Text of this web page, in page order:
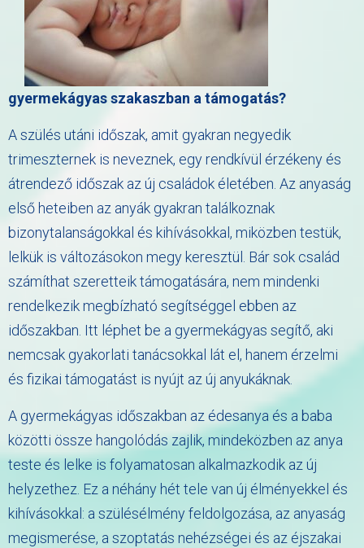
gyermekágyas szakaszban a támogatás?
A szülés utáni időszak, amit gyakran negyedik
trimeszternek is neveznek, egy rendkívül érzékeny és
átrendező időszak az új családok életében. Az anyaság
első heteiben az anyák gyakran találkoznak
bizonytalanságokkal és kihívásokkal, miközben testük,
lelkük is változásokon megy keresztül. Bár sok család
számíthat szeretteik támogatására, nem mindenki
rendelkezik megbízható segítséggel ebben az
időszakban. Itt léphet be a gyermekágyas segítő, aki
nemcsak gyakorlati tanácsokkal lát el, hanem érzelmi
és fizikai támogatást is nyújt az új anyukáknak.
A gyermekágyas időszakban az édesanya és a baba
közötti össze hangolódás zajlik, mindeközben az anya
teste és lelke is folyamatosan alkalmazkodik az új
helyzethez. Ez a néhány hét tele van új élményekkel és
kihívásokkal: a szülésélmény feldolgozása, az anyaság
megismerése, a szoptatás nehézségei és az éjszakai